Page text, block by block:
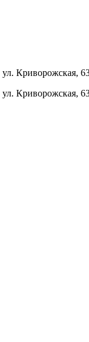
Криворожская,
Криворожская,